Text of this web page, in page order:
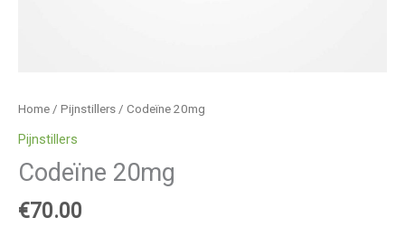
Home / Pijnstillers / Codeïne 20mg
Pijnstillers
Codeïne 20mg
€70.00